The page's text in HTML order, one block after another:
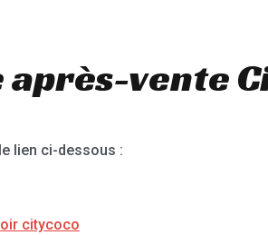
après-vente
lien ci-dessous :
citycoco